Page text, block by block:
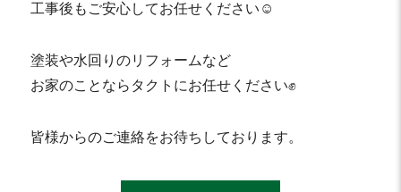
工事後もご安心してお任せください☺️
塗装や水回りのリフォームなど
お家のことならタクトにお任せください✊
皆様からのご連絡をお待ちしております。